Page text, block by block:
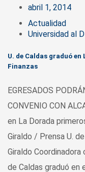
abril 1, 2014
Actualidad
Universidad al
U. de Caldas graduó
Finanzas
EGRESADOS
CONVENIO CON
en La Dorada
Giraldo / Prensa U.
Giraldo
de Caldas graduó en